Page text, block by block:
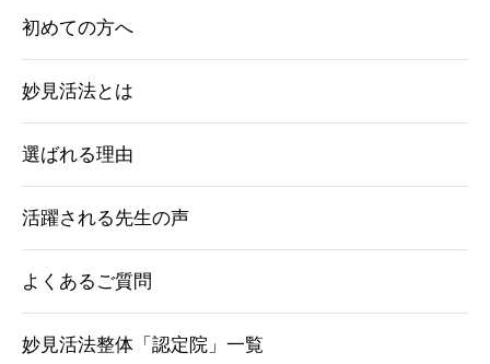
初めての方へ
妙見活法とは
選ばれる理由
活躍される先生の声
よくあるご質問
妙見活法整体「認定院」一覧